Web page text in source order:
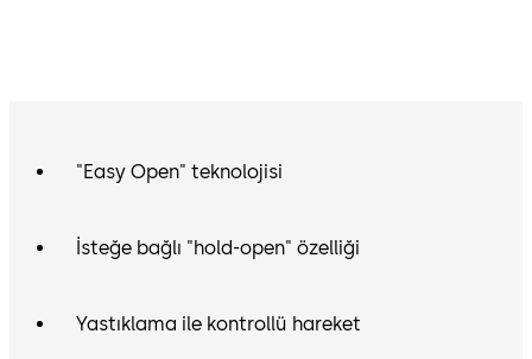
"Easy Open" teknolojisi
İsteğe bağlı "hold-open" özelliği
Yastıklama ile kontrollü hareket